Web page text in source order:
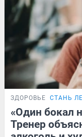
ЗДОРОВЬЕ СТАНЬ
«Один бокал
Тренер